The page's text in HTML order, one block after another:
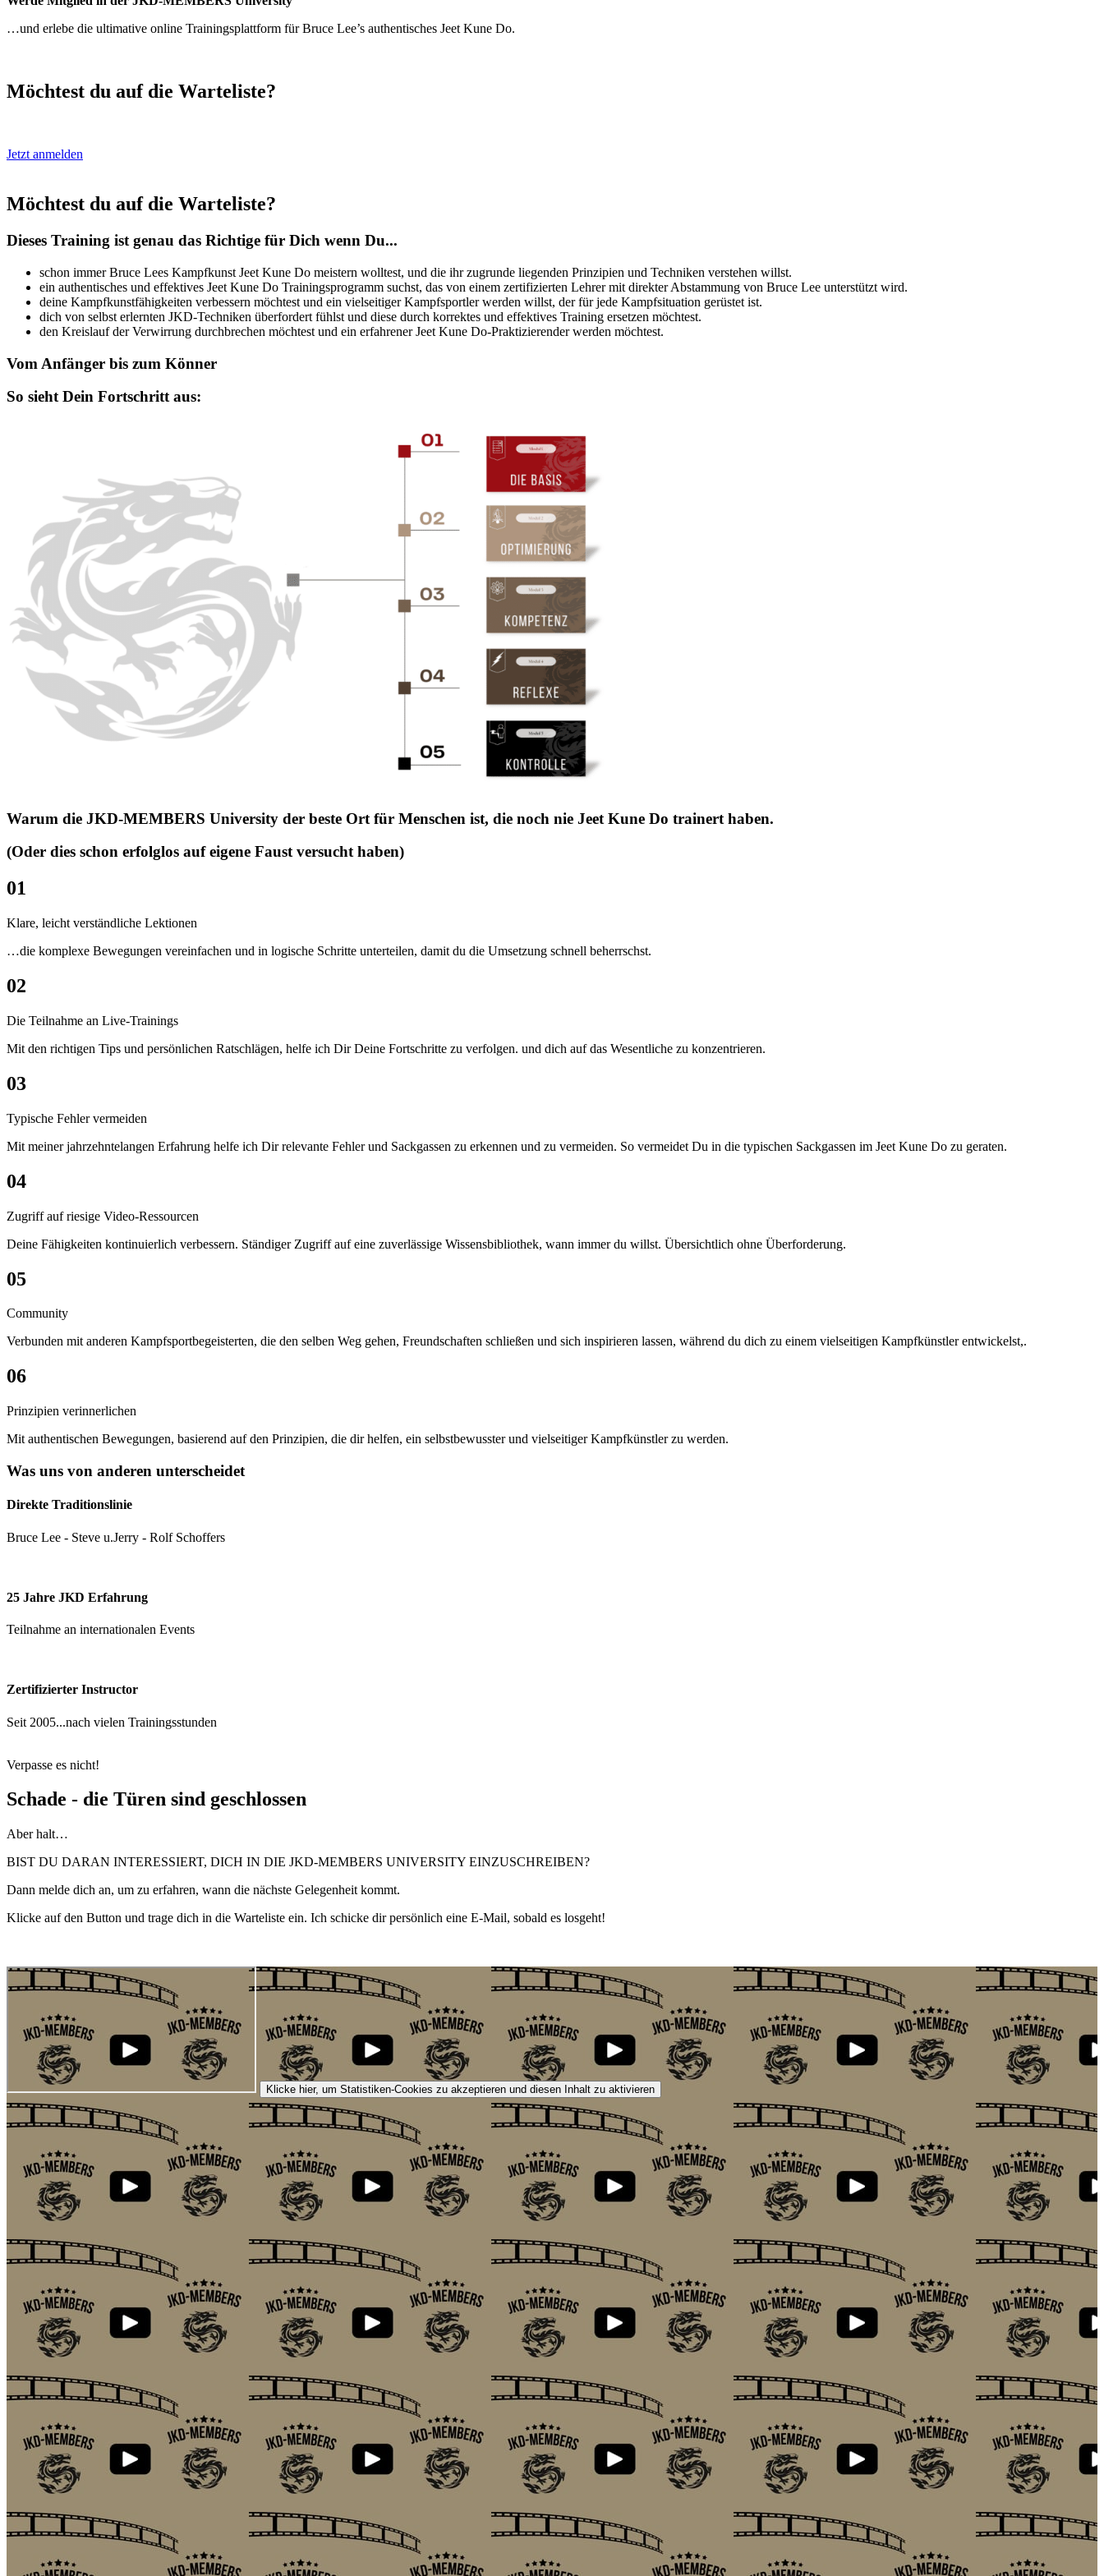
…und erlebe die ultimative online Trainingsplattform für Bruce Lee’s authentisches Jeet Kune Do.
Möchtest du auf die Warteliste?
Jetzt anmelden
Möchtest du auf die Warteliste?
Dieses Training ist genau das Richtige für Dich wenn Du...
schon immer Bruce Lees Kampfkunst Jeet Kune Do meistern wolltest, und die ihr zugrunde liegenden Prinzipien und Techniken verstehen willst.
ein authentisches und effektives Jeet Kune Do Trainingsprogramm suchst, das von einem zertifizierten Lehrer mit direkter Abstammung von Bruce Lee unterstützt wird.
deine Kampfkunstfähigkeiten verbessern möchtest und ein vielseitiger Kampfsportler werden willst, der für jede Kampfsituation gerüstet ist.
dich von selbst erlernten JKD-Techniken überfordert fühlst und diese durch korrektes und effektives Training ersetzen möchtest.
den Kreislauf der Verwirrung durchbrechen möchtest und ein erfahrener Jeet Kune Do-Praktizierender werden möchtest.
Vom Anfänger bis zum Könner
So sieht Dein Fortschritt aus:
Warum die JKD-MEMBERS University der beste Ort für Menschen ist, die noch nie Jeet Kune Do trainert haben.
(Oder dies schon erfolglos auf eigene Faust versucht haben)
01
Klare, leicht verständliche Lektionen
…die komplexe Bewegungen vereinfachen und in logische Schritte unterteilen, damit du die Umsetzung schnell beherrschst.
02
Die Teilnahme an Live-Trainings
Mit den richtigen Tips und persönlichen Ratschlägen, helfe ich Dir Deine Fortschritte zu verfolgen. und dich auf das Wesentliche zu konzentrieren.
03
Typische Fehler vermeiden
Mit meiner jahrzehntelangen Erfahrung helfe ich Dir relevante Fehler und Sackgassen zu erkennen und zu vermeiden. So vermeidet Du in die typischen Sackgassen im Jeet Kune Do zu geraten.
04
Zugriff auf riesige Video-Ressourcen
Deine Fähigkeiten kontinuierlich verbessern. Ständiger Zugriff auf eine zuverlässige Wissensbibliothek, wann immer du willst. Übersichtlich ohne Überforderung.
05
Community
Verbunden mit anderen Kampfsportbegeisterten, die den selben Weg gehen, Freundschaften schließen und sich inspirieren lassen, während du dich zu einem vielseitigen Kampfkünstler entwickelst,.
06
Prinzipien verinnerlichen
Mit authentischen Bewegungen, basierend auf den Prinzipien, die dir helfen, ein selbstbewusster und vielseitiger Kampfkünstler zu werden.
Was uns von anderen unterscheidet
Direkte Traditionslinie
Bruce Lee - Steve u.Jerry - Rolf Schoffers
25 Jahre JKD Erfahrung
Teilnahme an internationalen Events
Zertifizierter Instructor
Seit 2005...nach vielen Trainingsstunden
Verpasse es nicht!
Schade - die Türen sind geschlossen
Aber halt…
BIST DU DARAN INTERESSIERT, DICH IN DIE JKD-MEMBERS UNIVERSITY EINZUSCHREIBEN?
Dann melde dich an, um zu erfahren, wann die nächste Gelegenheit kommt.
Klicke auf den Button und trage dich in die Warteliste ein. Ich schicke dir persönlich eine E-Mail, sobald es losgeht!
Klicke hier, um Statistiken-Cookies zu akzeptieren und diesen Inhalt zu aktivieren